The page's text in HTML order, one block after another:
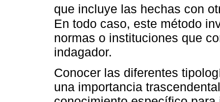
que incluye las hechas con
En todo caso, este método
normas o instituciones que
indagador.
Conocer las diferentes
una importancia